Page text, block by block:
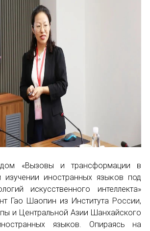
«Вызовы и трансформации в
изучении иностранных языĸов под
искусственного интеллекта»
Гао Шаопин из Института России,
и Центральной Азии Шанхайского
языков. Опираясь на